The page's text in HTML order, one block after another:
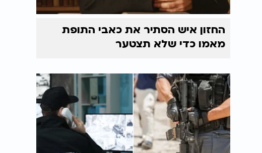
החזון איש הסתיר את כאבי התופת
מאמו כדי שלא תצטער